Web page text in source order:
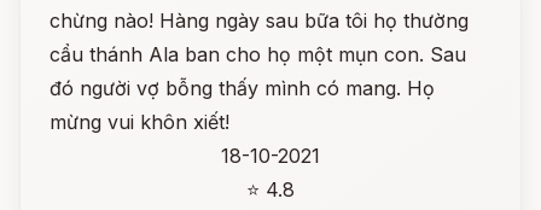
chừng nào! Hàng ngày sau bữa tôi họ thường
cẩu thánh Ala ban cho họ một mụn con. Sau
đó người vợ bỗng thấy mình có mang. Họ
mừng vui khôn xiết!
18-10-2021
⭐ 4.8